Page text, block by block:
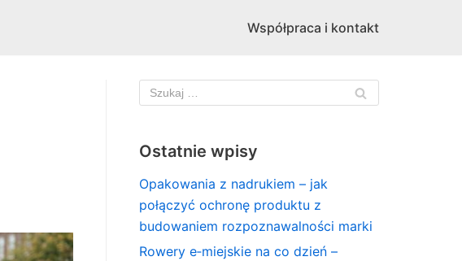
Współpraca i kontakt
Ostatnie wpisy
Opakowania z nadrukiem – jak
połączyć ochronę produktu z
budowaniem rozpoznawalności marki
Rowery e‑miejskie na co dzień –